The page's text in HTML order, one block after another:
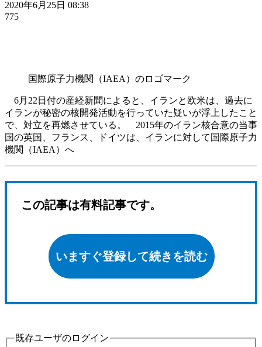
2020年6月25日 08:38
775
国際原子力機関（IAEA）のロゴマーク
6月22日付の産経新聞によると、イランと欧米は、過去に
イランが秘密の核開発活動を行っていた疑いが浮上したこと
で、対立を再燃させている。 2015年のイラン核合意の当事
国の英国、フランス、ドイツは、イランに対して国際原子力
機関（IAEA）へ
この記事は有料記事です。
いますぐ登録して続きを読む
既存ユーザのログイン